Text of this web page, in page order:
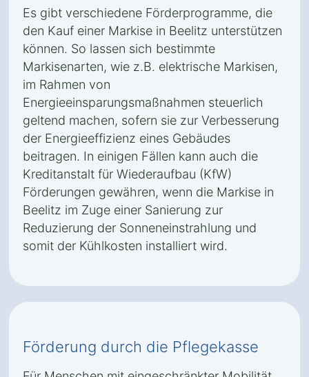
Es gibt verschiedene Förderprogramme, die
den Kauf einer Markise in Beelitz unterstützen
können. So lassen sich bestimmte
Markisenarten, wie z.B. elektrische Markisen,
im Rahmen von
Energieeinsparungsmaßnahmen steuerlich
geltend machen, sofern sie zur Verbesserung
der Energieeffizienz eines Gebäudes
beitragen. In einigen Fällen kann auch die
Kreditanstalt für Wiederaufbau (KfW)
Förderungen gewähren, wenn die Markise in
Beelitz im Zuge einer Sanierung zur
Reduzierung der Sonneneinstrahlung und
somit der Kühlkosten installiert wird.
Förderung durch die Pflegekasse